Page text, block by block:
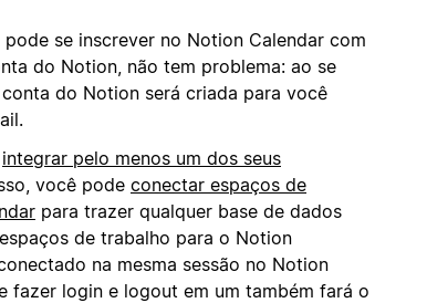
se inscrever no Notion Calendar com
do Notion, não tem problema: ao se
do Notion será criada para você
integrar pelo menos um dos seus
você pode conectar espaços de
para trazer qualquer base de dados
de trabalho para o Notion
na mesma sessão no Notion
fazer login e logout em um também fará o